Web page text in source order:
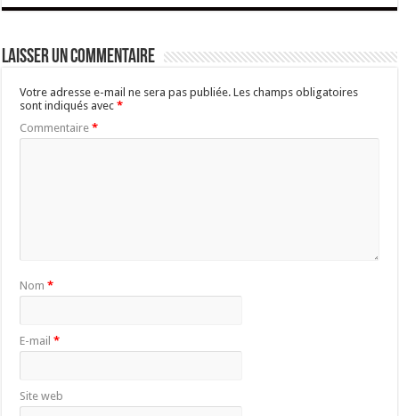
Laisser un commentaire
Votre adresse e-mail ne sera pas publiée. Les champs obligatoires
sont indiqués avec*
Commentaire*
Nom*
E-mail*
Site web